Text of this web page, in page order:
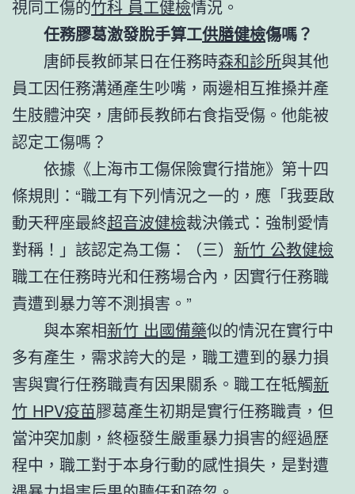
視同工傷的竹科 員工健檢情況。
任務膠葛激發脫手算工供膳健檢傷嗎？
唐師長教師某日在任務時森和診所與其他
員工因任務溝通產生吵嘴，兩邊相互推搡并產
生肢體沖突，唐師長教師右食指受傷。他能被
認定工傷嗎？
依據《上海市工傷保險實行措施》第十四
條規則：“職工有下列情況之一的，應「我要啟
動天秤座最終超音波健檢裁決儀式：強制愛情
對稱！」該認定為工傷：（三） 新竹 公教健檢
職工在任務時光和任務場合內，因實行任務職
責遭到暴力等不測損害。”
與本案相新竹 出國備藥似的情況在實行中
多有產生，需求誇大的是，職工遭到的暴力損
害與實行任務職責有因果關系。職工在牴觸新
竹 HPV疫苗膠葛產生初期是實行任務職責，但
當沖突加劇，終極發生嚴重暴力損害的經過歷
程中，職工對于本身行動的感性損失，是對遭